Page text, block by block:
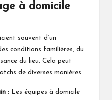
à domicile
souvent d’un
conditions familières, du
du lieu. Cela peut
de diverses manières.
: Les équipes à domicile